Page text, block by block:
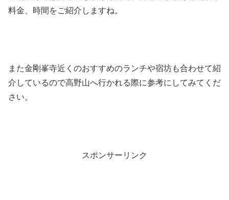
料金、時間をご紹介しますね。
また金剛峯寺近くのおすすめのランチや宿坊も合わせて紹
介しているので高野山へ行かれる際に参考にしてみてくだ
さい。
スポンサーリンク